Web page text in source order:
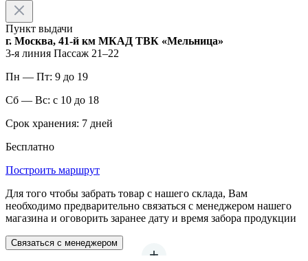
Пункт выдачи
г. Москва, 41-й км МКАД ТВК «Мельница»
3-я линия Пассаж 21–22
Пн — Пт: 9 до 19
Сб — Вс: с 10 до 18
Срок хранения: 7 дней
Бесплатно
Построить маршрут
Для того чтобы забрать товар с нашего склада, Вам
необходимо предварительно связаться с менеджером нашего
магазина и оговорить заранее дату и время забора продукции
Связаться с менеджером